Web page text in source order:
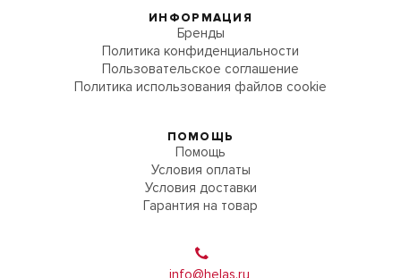
ИНФОРМАЦИЯ
Бренды
Политика конфиденциальности
Пользовательское соглашение
Политика использования файлов cookie
ПОМОЩЬ
Помощь
Условия оплаты
Условия доставки
Гарантия на товар
info@helas.ru